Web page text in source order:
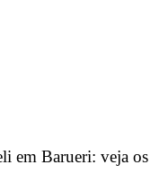
em Barueri: veja os